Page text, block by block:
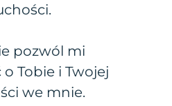
pozwól mi
Tobie i Twojej
we mnie.